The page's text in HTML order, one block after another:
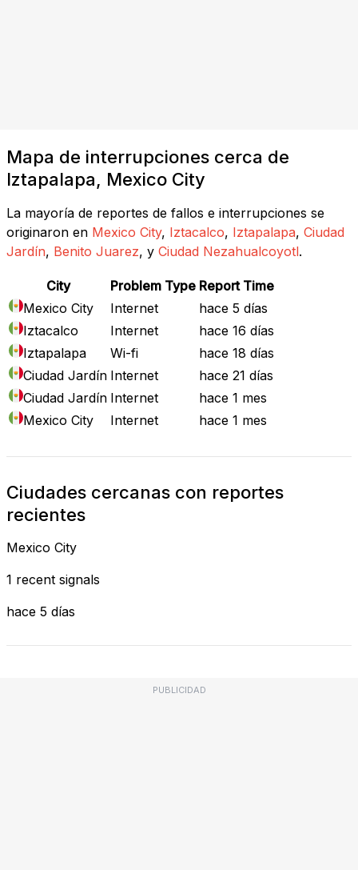
Mapa de interrupciones cerca de
Iztapalapa, Mexico City
La mayoría de reportes de fallos e interrupciones se
originaron en Mexico City, Iztacalco, Iztapalapa, Ciudad
Jardín, Benito Juarez, y Ciudad Nezahualcoyotl.
City Problem Type Report Time
Mexico City
Internet
hace 5 días
Iztacalco
Internet
hace 16 días
Iztapalapa
Wi-fi
hace 18 días
Ciudad Jardín Internet
hace 21 días
Ciudad Jardín Internet
hace 1 mes
Mexico City
Internet hace 1 mes
Ciudades cercanas con reportes
recientes
Mexico City
1 recent signals
hace 5 días
PUBLICIDAD